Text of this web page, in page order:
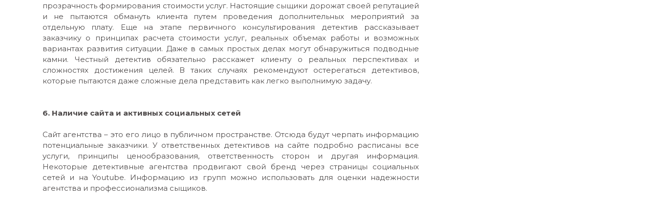
прозрачность формирования стоимости услуг. Настоящие сыщики дорожат своей репутацией
и не пытаются обмануть клиента путем проведения дополнительных мероприятий за
отдельную плату. Еще на этапе первичного консультирования детектив рассказывает
заказчику о принципах расчета стоимости услуг, реальных объемах работы и возможных
вариантах развития ситуации. Даже в самых простых делах могут обнаружиться подводные
камни. Честный детектив обязательно расскажет клиенту о реальных перспективах и
сложностях достижения целей. В таких случаях рекомендуют остерегаться детективов,
которые пытаются даже сложные дела представить как легко выполнимую задачу.
6. Наличие сайта и активных социальных сетей
Сайт агентства – это его лицо в публичном пространстве. Отсюда будут черпать информацию
потенциальные заказчики. У ответственных детективов на сайте подробно расписаны все
услуги, принципы ценообразования, ответственность сторон и другая информация.
Некоторые детективные агентства продвигают свой бренд через страницы социальных
сетей и на Youtube. Информацию из групп можно использовать для оценки надежности
агентства и профессионализма сыщиков.